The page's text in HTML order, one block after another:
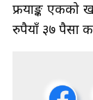
फ्रयाङ्क एकको
रुपैयाँ ३७ पैसा